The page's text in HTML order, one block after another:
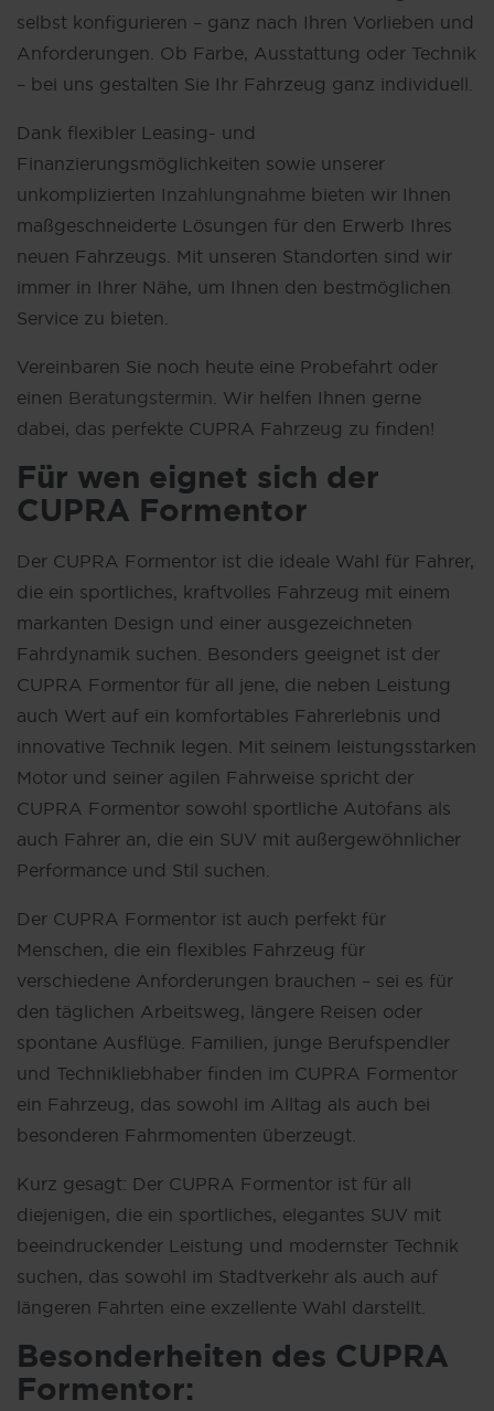
selbst konfigurieren – ganz nach Ihren Vorlieben und
Anforderungen. Ob Farbe, Ausstattung oder Technik
– bei uns gestalten Sie Ihr Fahrzeug ganz individuell.
Dank flexibler Leasing- und
Finanzierungsmöglichkeiten sowie unserer
unkomplizierten Inzahlungnahme bieten wir Ihnen
maßgeschneiderte Lösungen für den Erwerb Ihres
neuen Fahrzeugs. Mit unseren Standorten sind wir
immer in Ihrer Nähe, um Ihnen den bestmöglichen
Service zu bieten.
Vereinbaren Sie noch heute eine Probefahrt oder
einen Beratungstermin. Wir helfen Ihnen gerne
dabei, das perfekte CUPRA Fahrzeug zu finden!
Für wen eignet sich der
CUPRA Formentor
Der CUPRA Formentor ist die ideale Wahl für Fahrer,
die ein sportliches, kraftvolles Fahrzeug mit einem
markanten Design und einer ausgezeichneten
Fahrdynamik suchen. Besonders geeignet ist der
CUPRA Formentor für all jene, die neben Leistung
auch Wert auf ein komfortables Fahrerlebnis und
innovative Technik legen. Mit seinem leistungsstarken
Motor und seiner agilen Fahrweise spricht der
CUPRA Formentor sowohl sportliche Autofans als
auch Fahrer an, die ein SUV mit außergewöhnlicher
Performance und Stil suchen.
Der CUPRA Formentor ist auch perfekt für
Menschen, die ein flexibles Fahrzeug für
verschiedene Anforderungen brauchen – sei es für
den täglichen Arbeitsweg, längere Reisen oder
spontane Ausflüge. Familien, junge Berufspendler
und Technikliebhaber finden im CUPRA Formentor
ein Fahrzeug, das sowohl im Alltag als auch bei
besonderen Fahrmomenten überzeugt.
Kurz gesagt: Der CUPRA Formentor ist für all
diejenigen, die ein sportliches, elegantes SUV mit
beeindruckender Leistung und modernster Technik
suchen, das sowohl im Stadtverkehr als auch auf
längeren Fahrten eine exzellente Wahl darstellt.
Besonderheiten des CUPRA
Formentor: